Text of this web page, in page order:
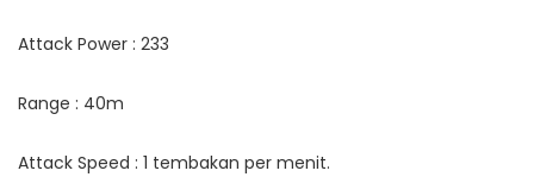
Attack Power : 233
Range : 40m
Attack Speed : 1 tembakan per menit.